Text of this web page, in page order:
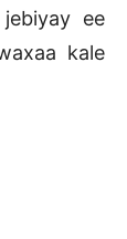
ee
kale